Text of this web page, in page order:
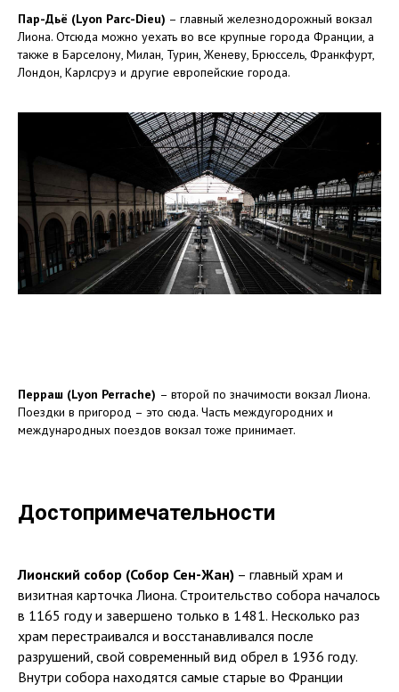
Пар-Дьё (Lyon Parc-Dieu) – главный железнодорожный вокзал
Лиона. Отсюда можно уехать во все крупные города Франции, а
также в Барселону, Милан, Турин, Женеву, Брюссель, Франкфурт,
Лондон, Карлсруэ и другие европейские города.
Перраш (Lyon Perrache) – второй по значимости вокзал Лиона.
Поездки в пригород – это сюда. Часть междугородних и
международных поездов вокзал тоже принимает.
Достопримечательности
Лионский собор (Собор Сен-Жан) – главный храм и
визитная карточка Лиона. Строительство собора началось
в 1165 году и завершено только в 1481. Несколько раз
храм перестраивался и восстанавливался после
разрушений, свой современный вид обрел в 1936 году.
Внутри собора находятся самые старые во Франции